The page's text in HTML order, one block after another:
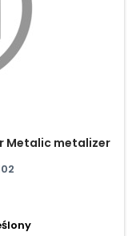
Metalic metalizer